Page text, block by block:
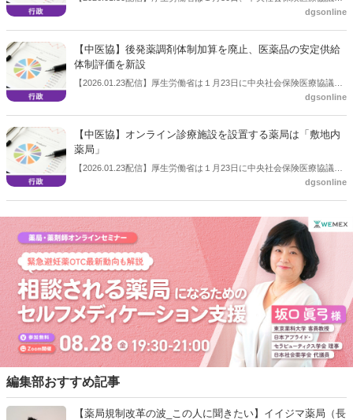
（中医協）総会を開き、次期調剤報酬改定の個別改定項目、いわゆる
料２の研修について追記した。
dgsonline
【中医協】後発薬調剤体制加算を廃止、医薬品の安定供給
体制評価を新設
【2026.01.23配信】厚生労働省は１月23日に中央社会保険医療協議会
（中医協）総会を開き、「個別改定項目について（その１）」を議題
止し、医薬品の安定供給体制評価を新設するとした。
dgsonline
【中医協】オンライン診療施設を設置する薬局は「敷地内
薬局」
【2026.01.23配信】厚生労働省は１月23日に中央社会保険医療協議会
（中医協）総会を開き、「個別改定項目について（その１）」を議題
内薬局が算定する「特別調剤基本料Ａ」を算定するとした。
dgsonline
編集部おすすめ記事
【薬局規制改革の波_この人に聞きたい】イイジマ薬局（長